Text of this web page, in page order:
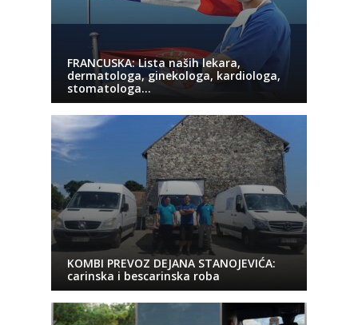
FRANCUSKA: Lista naših lekara,
dermatologa, ginekologa, kardiologa,
stomatologa…
KOMBI PREVOZ DEJANA STANOJEVIĆA:
carinska i bescarinska roba